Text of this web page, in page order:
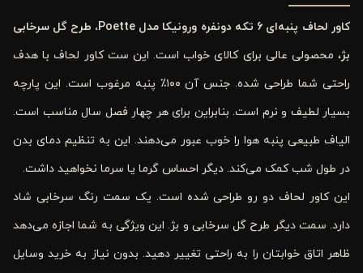
کاور لحاف پنبه‌ای 6 تکه دونفره ورونیکا مدل Poette، طرح گل سرخابی
بژ، محصولی عالی برای کالای خواب است. این ست کاور لحاف با هدف
راحتی شما طراحی شده. جنس آن ۱۰۰٪ پنبه مرغوب است. این پارچه
بسیار لطیف و نرم است. بنابراین برای هر چهار فصل سال مناسب است.
الیاف طبیعی پنبه هوا را خوب عبور می‌دهند. این به تنظیم دمای بدن
در طول شب کمک می‌کند. دیگر احساس گرما یا سرما نخواهید داشت.
این کاور لحاف دو رو طراحی شده است. یک سمت رنگ سرخابی شاد
دارد. سمت دیگر طرح گل سرخابی و بژ. این ویژگی به شما اجازه می‌دهد
ظاهر اتاق خوابتان را به راحتی تغییر دهید. بدون نیاز به خرید وسایل